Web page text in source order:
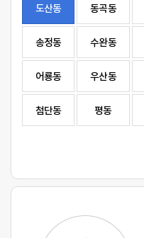
도산동 동곡동
송정동 수완동
어룡동 우산동
첨단동 평동